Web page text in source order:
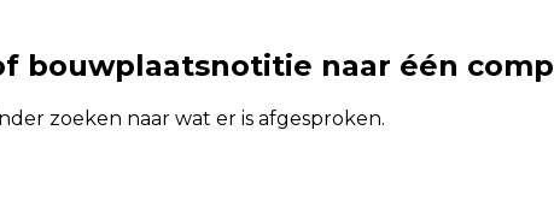
bouwplaatsnotitie naar één
zoeken naar wat er is afgesproken.